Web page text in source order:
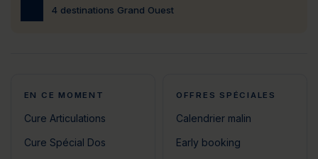
4 destinations Grand Ouest
EN CE MOMENT
Cure Articulations
Cure Spécial Dos
OFFRES SPÉCIALES
Calendrier malin
Early booking